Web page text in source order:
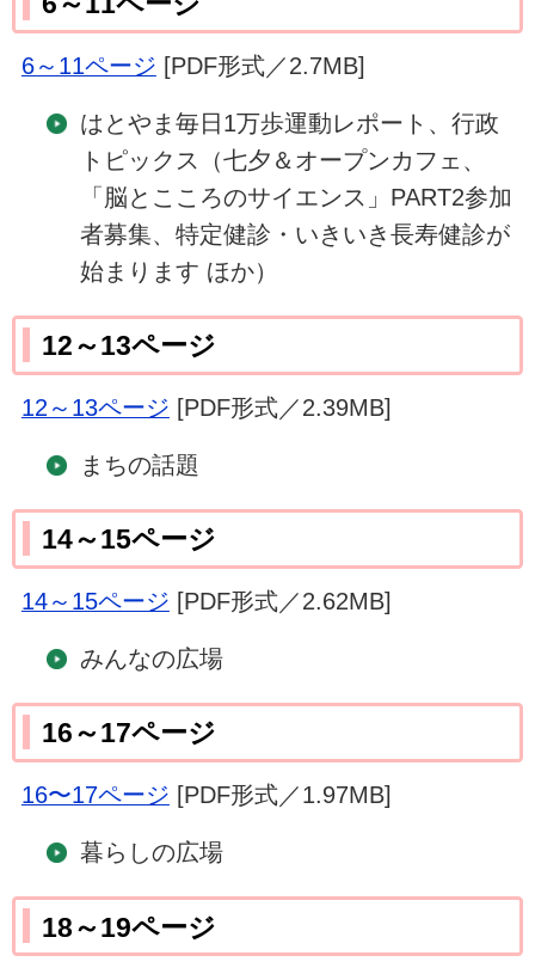
6～11ページ [PDF形式／2.7MB]
はとやま毎日1万歩運動レポート、行政
トピックス（七夕＆オープンカフェ、
「脳とこころのサイエンス」PART2参加
者募集、特定健診・いきいき長寿健診が
始まります ほか）
12～13ページ
12～13ページ [PDF形式／2.39MB]
まちの話題
14～15ページ
14～15ページ [PDF形式／2.62MB]
みんなの広場
16～17ページ
16〜17ページ [PDF形式／1.97MB]
暮らしの広場
18～19ページ